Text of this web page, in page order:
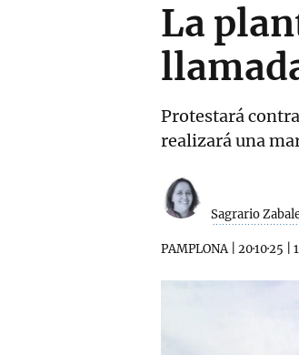
La
Protestará
realizará una
Sagrario
PAMPLONA| 20·10·25